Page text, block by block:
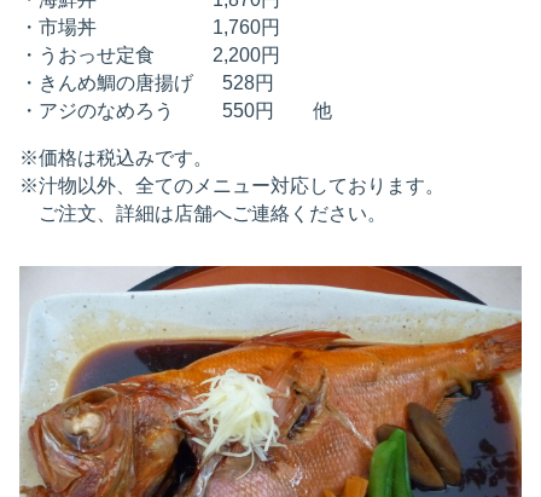
・市場丼 1,760円
・うおっせ定食 2,200円
・きんめ鯛の唐揚げ 528円
・アジのなめろう 550円 他
※価格は税込みです。
※汁物以外、全てのメニュー対応しております。
ご注文、詳細は店舗へご連絡ください。